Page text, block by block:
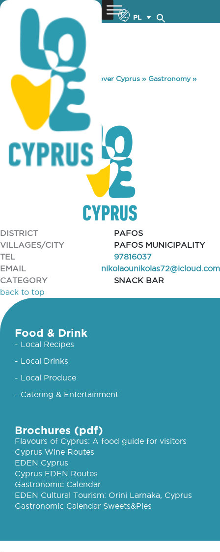
PL
You are here: Home »Discover Cyprus » Gastronomy»
KINKY
KINKY
DISTRICT
PAFOS
VILLAGES/CITY
PAFOS MUNICIPALITY
TEL
97816037
EMAIL
nikolaounikolas72@icloud.com
CATEGORY
SNACK BAR
back to top
Food & Drink
- Local Recipes
- Local Drinks
- Local Produce
- Catering & Entertainment
Brochures (pdf)
Flavours of Cyprus: A food guide for visitors
Cyprus Wine Routes
EDEN Cyprus
Cyprus EDEN Routes
Gastronomic Calendar
EDEN Cultural Tourism: Orini Larnaka, Cyprus
Gastronomic Calendar Sweets&Pies